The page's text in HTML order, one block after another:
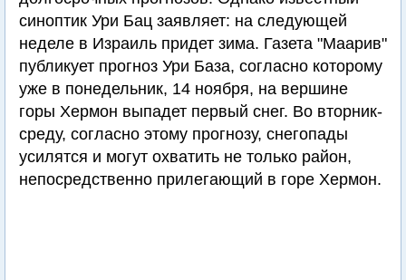
синоптик Ури Бац заявляет: на следующей
неделе в Израиль придет зима. Газета "Маарив"
публикует прогноз Ури База, согласно которому
уже в понедельник, 14 ноября, на вершине
горы Хермон выпадет первый снег. Во вторник-
среду, согласно этому прогнозу, снегопады
усилятся и могут охватить не только район,
непосредственно прилегающий в горе Хермон.